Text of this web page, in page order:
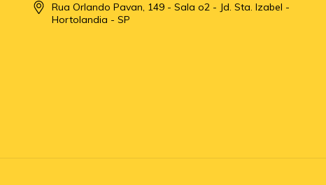
Rua Orlando Pavan, 149 - Sala o2 - Jd. Sta. Izabel -
Hortolandia - SP